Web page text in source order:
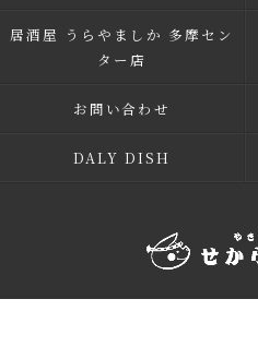
居酒屋 うらやましか 多摩セン
ター店
お問い合わせ
DALY DISH